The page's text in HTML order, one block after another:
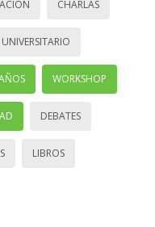
CHARLAS
WORKSHOP
DEBATES
LIBROS